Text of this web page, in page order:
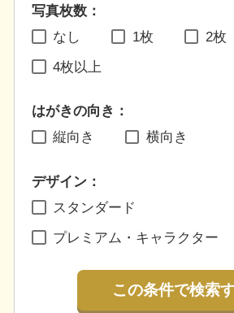
写真枚数：
なし
1枚 2枚
4枚以上
はがきの向き：
縦向き
横向き
デザイン：
スタンダード
プレミアム・キャラクター
この条件で検索